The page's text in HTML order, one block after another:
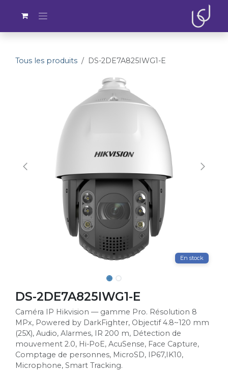
Tous les produits DS-2DE7A825IWG1-E
En stock
DS-2DE7A825IWG1-E
Caméra IP Hikvision — gamme Pro. Résolution 8
MPx, Powered by DarkFighter, Objectif 4.8~120 mm
(25X), Audio, Alarmes, IR 200 m, Détection de
mouvement 2.0, Hi-PoE, AcuSense, Face Capture,
Comptage de personnes, MicroSD, IP67,IK10,
Microphone, Smart Tracking.